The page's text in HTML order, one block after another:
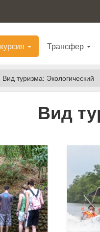
Трансфер
Вид туризма: Экологический
Вид